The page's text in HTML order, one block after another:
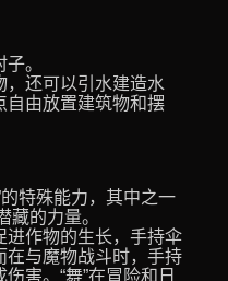
。
，还可以引水建造水
自由放置建筑物和摆
特殊能力，其中之一
藏的力量。
进作物的生长，手持伞
在与魔物战斗时，手持
害。“舞”在冒险和日